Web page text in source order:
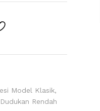
Model Klasik,
Rendah